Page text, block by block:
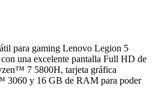
para gaming Lenovo Legion 5
una excelente pantalla Full HD de
7 5800H, tarjeta gráfica
y 16 GB de RAM para poder